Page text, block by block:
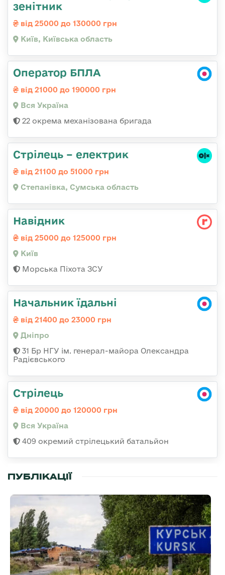
зенітник
від 25000 до 130000 грн
Київ, Київська область
Оператор БПЛА
від 21000 до 190000 грн
Вся Україна
22 окрема механізована бригада
Стрілець – електрик
від 21100 до 51000 грн
Степанівка, Сумська область
Навідник
від 25000 до 125000 грн
Київ
Морська Піхота ЗСУ
Начальник їдальні
від 21400 до 23000 грн
Дніпро
31 Бр НГУ ім. генерал-майора Олександра
Радієвського
Стрілець
від 20000 до 120000 грн
Вся Україна
409 окремий стрілецький батальйон
ПУБЛІКАЦІЇ